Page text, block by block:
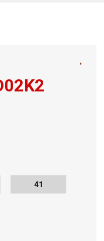
41